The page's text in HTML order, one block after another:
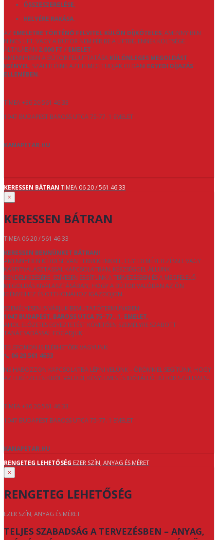
ÖSSZESZERELÉSE,
HELYÉRE RAKÁSA.
AZ EMELETRE TÖRTÉNŐ FELVITEL KÜLÖN DÍJKÖTELES, AMENNYIBEN
NINCS LIFT, VAGY A BÚTOR NEM FÉR BE A LIFTBE. ENNEK KÖLTSÉGE
ÁLTALÁBAN 2.000 FT / EMELET.
AMENNYIBEN A BÚTOR FELJUTTATÁSA KÜLÖNLEGES MEGOLDÁST
IGÉNYEL, SZÁLLÍTÓINK AZT IS MEG TUDJÁK OLDANI EGYEDI DÍJAZÁS
ELLENÉBEN.
TÍMEA +36 20 561 46 33
1047 BUDAPEST BAROSS UTCA 75-77. 1 EMELET
KANAPETAR.HU
KERESSEN BÁTRAN TIMEA 06 20 / 561 46 33
×
KERESSEN BÁTRAN
TIMEA 06 20 / 561 46 33
KERESSEN BENNÜNKET BÁTRAN!
AMENNYIBEN KÉRDÉSE VAN TERMÉKEINKKEL, EGYEDI MÉRETEZÉSSEL VAGY
KÁRPITVÁLASZTÁSSAL KAPCSOLATBAN, KÉSZSÉGGEL ÁLLUNK
RENDELKEZÉSÉRE. SZÍVESEN SEGÍTÜNK A TERVEZÉSBEN ÉS A MEGFELELŐ
MEGOLDÁS KIVÁLASZTÁSÁBAN, HOGY A BÚTOR VALÓBAN AZ ÖN
IGÉNYEIHEZ ÉS OTTHONÁHOZ IGAZODJON.
SZEMÉLYESEN IS VÁRJUK BEMUTATÓTERMÜNKBEN:
1047 BUDAPEST, BAROSS UTCA 75–77., 1. EMELET,
AHOL ELŐZETES EGYEZTETÉST KÖVETŐEN SZEMÉLYRE SZABOTT
TANÁCSADÁSSAL FOGADJUK.
TELEFONON IS ELÉRHETŐEK VAGYUNK:
📞 06 20 561 4633
NE HABOZZON KAPCSOLATBA LÉPNI VELÜNK – ÖRÖMMEL SEGÍTÜNK, HOGY
AZ ELKÉPZELÉSEKBŐL VALÓDI, KÉNYELMES ÉS IDŐTÁLLÓ BÚTOR SZÜLESSEN.
TÍMEA +36 20 561 46 33
1047 BUDAPEST BAROSS UTCA 75-77. 1 EMELET
KANAPETAR.HU
RENGETEG LEHETŐSÉG EZER SZÍN, ANYAG ÉS MÉRET
×
RENGETEG LEHETŐSÉG
EZER SZÍN, ANYAG ÉS MÉRET
TELJES SZABADSÁG A TERVEZÉSBEN – ANYAG,